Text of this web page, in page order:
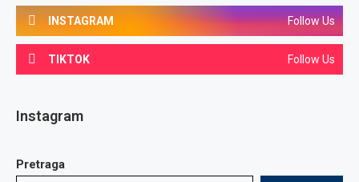
INSTAGRAM Follow Us
TIKTOK Follow Us
Instagram
Pretraga